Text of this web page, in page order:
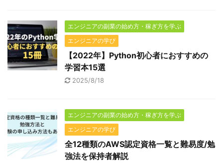
エンジニアの副業の始め方・稼ぎ方を学ぶ
エンジニアの学び
【2022年】Python初心者におすすめの
学習本15選
2025/8/18
エンジニアの副業の始め方・稼ぎ方を学ぶ
エンジニアの学び
全12種類のAWS認定資格一覧と難易度/勉
強法を保持者解説